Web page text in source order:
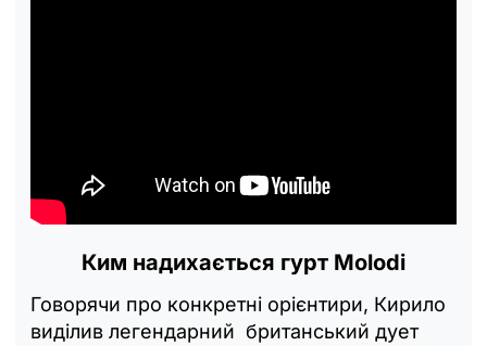
Ким надихається гурт Molodi
Говорячи про конкретні орієнтири, Кирило
виділив легендарний британський дует